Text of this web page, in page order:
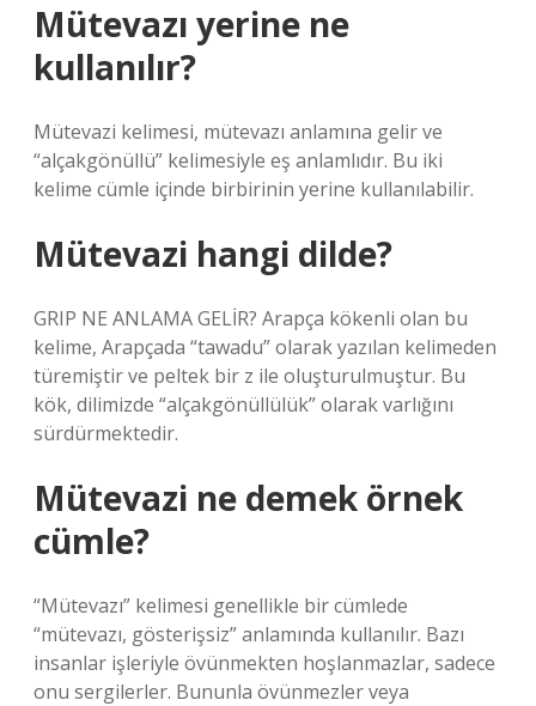
Mütevazı yerine ne
kullanılır?
Mütevazi kelimesi, mütevazı anlamına gelir ve
“alçakgönüllü” kelimesiyle eş anlamlıdır. Bu iki
kelime cümle içinde birbirinin yerine kullanılabilir.
Mütevazi hangi dilde?
GRIP NE ANLAMA GELİR? Arapça kökenli olan bu
kelime, Arapçada “tawadu” olarak yazılan kelimeden
türemiştir ve peltek bir z ile oluşturulmuştur. Bu
kök, dilimizde “alçakgönüllülük” olarak varlığını
sürdürmektedir.
Mütevazi ne demek örnek
cümle?
“Mütevazı” kelimesi genellikle bir cümlede
“mütevazı, gösterişsiz” anlamında kullanılır. Bazı
insanlar işleriyle övünmekten hoşlanmazlar, sadece
onu sergilerler. Bununla övünmezler veya